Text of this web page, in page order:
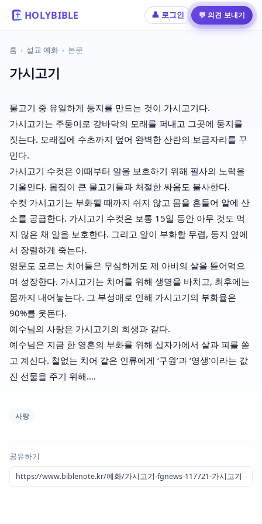
HOLYBIBLE 👤 로그인 💬 의견 보내기
홈 › 설교 예화 › 본문
가시고기
물고기 중 유일하게 둥지를 만드는 것이 가시고기다.
가시고기는 주둥이로 강바닥의 모래를 퍼내고 그곳에 둥지를
짓는다. 모래집에 수초까지 덮어 완벽한 산란의 보금자리를 꾸
민다.
가시고기 수컷은 이때부터 알을 보호하기 위해 필사의 노력을
기울인다. 몸집이 큰 물고기들과 처절한 싸움도 불사한다.
수컷 가시고기는 부화될 때까지 쉬지 않고 몸을 흔들어 알에 산
소를 공급한다. 가시고기 수컷은 보통 15일 동안 아무 것도 먹
지 않은 채 알을 보호한다. 그리고 알이 부화할 무렵, 둥지 옆에
서 장렬하게 죽는다.
영문도 모르는 치어들은 무심하게도 제 아비의 살을 뜯어먹으
며 성장한다. 가시고기는 치어를 위해 생명을 바치고, 최후에는
몸까지 내어놓는다. 그 부성애로 인해 가시고기의 부화율은
90%를 웃돈다.
예수님의 사랑은 가시고기의 희생과 같다.
예수님은 지금 한 영혼의 부화를 위해 십자가에서 살과 피를 쏟
고 계신다. 철없는 치어 같은 인류에게 ‘구원’과 ‘영생’이라는 값
진 선물을 주기 위해….
사랑
공유하기